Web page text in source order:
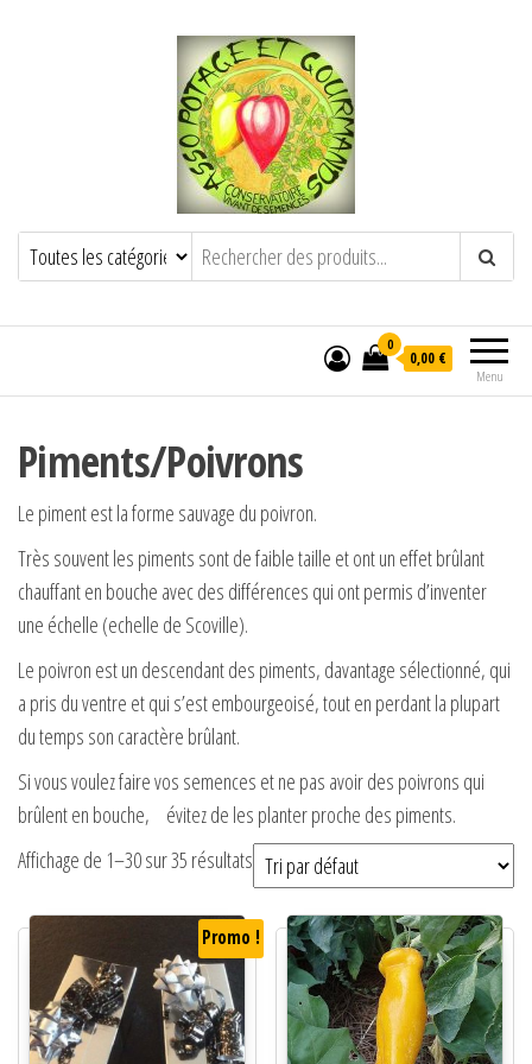
POTAGE ET GOURMANDSSemence paysanne naturelle
——————————————-
Menu
0
0,00 €
Piments/Poivrons
Le piment est la forme sauvage du poivron.
Très souvent les piments sont de faible taille et ont un effet brûlant
chauffant en bouche avec des différences qui ont permis d’inventer
une échelle (echelle de Scoville).
Le poivron est un descendant des piments, davantage sélectionné, qui
a pris du ventre et qui s’est embourgeoisé, tout en perdant la plupart
du temps son caractère brûlant.
Si vous voulez faire vos semences et ne pas avoir des poivrons qui
brûlent en bouche, évitez de les planter proche des piments.
Affichage de 1–30 sur 35 résultats
Promo !